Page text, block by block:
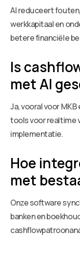
AI reduceert
werkkapitaal en
betere financiële
Is
met AI
Ja, vooral voor
tools voor realtime
implementatie.
Hoe
met
Onze software
banken en